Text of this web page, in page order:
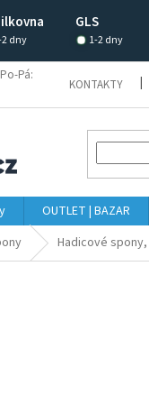
GLS
2 dny 1-2 dny
Pá:
KONTAKTY
OUTLET | BAZAR
Hadicové